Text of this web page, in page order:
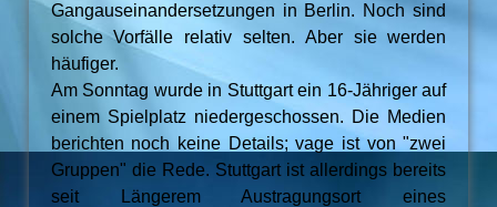
Gangauseinandersetzungen in Berlin. Noch sind
solche Vorfälle relativ selten. Aber sie werden
häufiger.
Am Sonntag wurde in Stuttgart ein 16-Jähriger auf
einem Spielplatz niedergeschossen. Die Medien
berichten noch keine Details; vage ist von "zwei
Gruppen" die Rede. Stuttgart ist allerdings bereits
seit Längerem Austragungsort eines